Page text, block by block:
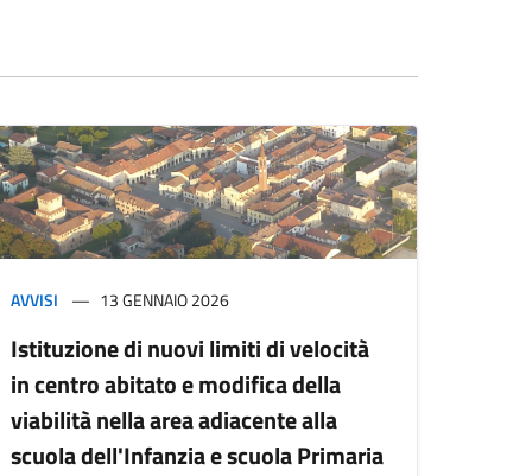
AVVISI 13 GENNAIO 2026
Istituzione di nuovi limiti di velocità
in centro abitato e modifica della
viabilità nella area adiacente alla
scuola dell'Infanzia e scuola Primaria